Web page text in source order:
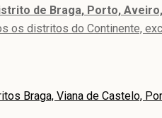
de Braga, Porto,
os distritos do Continente,
Braga, Viana de Castelo,